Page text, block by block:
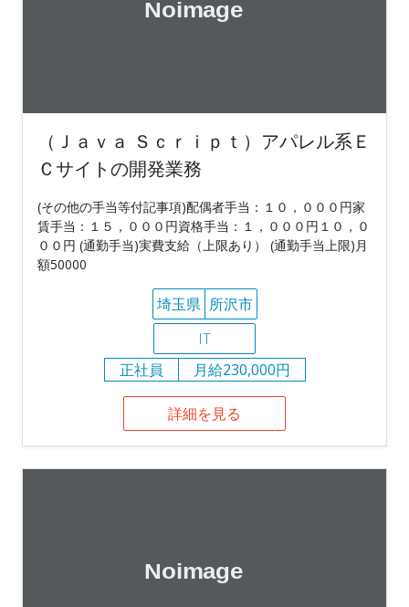
（Ｊａｖａ Ｓｃｒｉｐｔ）アパレル系Ｅ
Ｃサイトの開発業務
(その他の手当等付記事項)配偶者手当：１０，０００円家
賃手当：１５，０００円資格手当：１，０００円１０，０
００円 (通勤手当)実費支給（上限あり） (通勤手当上限)月
額50000
埼玉県 所沢市
IT
正社員
月給230,000円
詳細を見る